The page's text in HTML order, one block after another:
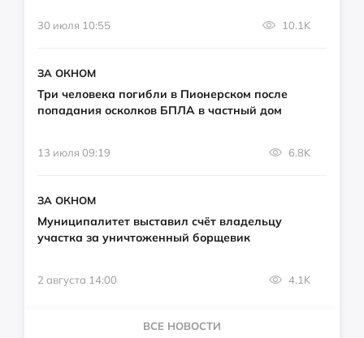
30 июля 10:55 10.1K
ЗА ОКНОМ
Три человека погибли в Пионерском после
попадания осколков БПЛА в частный дом
13 июля 09:19 6.8K
ЗА ОКНОМ
Муниципалитет выставил счёт владельцу
участка за уничтоженный борщевик
2 августа 14:00 4.1K
ВСЕ НОВОСТИ